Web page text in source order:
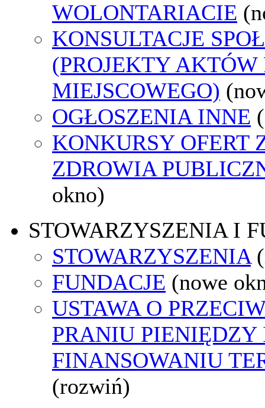
WOLONTARIACIE
KONSULTACJE
(PROJEKTY AKTÓW
MIEJSCOWEGO)
OGŁOSZENIA INNE
KONKURSY OFERT
ZDROWIA
okno)
STOWARZYSZENIA I
STOWARZYSZENIA
FUNDACJE (nowe
USTAWA O
PRANIU PIENIĘDZY
FINANSOWANIU
(rozwiń)